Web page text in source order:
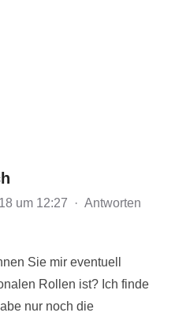
um 12:27 · Antworten
Sie mir eventuell
Rollen ist? Ich finde
nur noch die